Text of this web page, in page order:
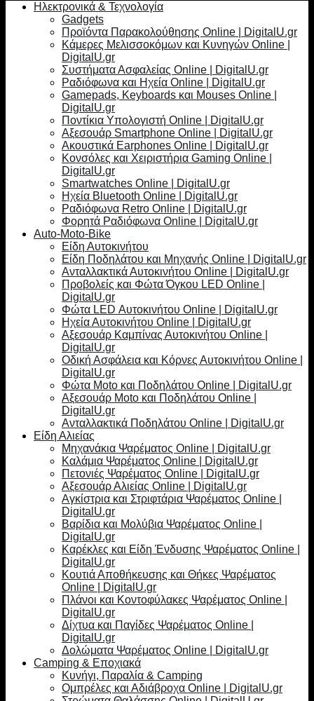
Ηλεκτρονικά & Τεχνολογία
Gadgets
Προϊόντα Παρακολούθησης Online | DigitalU.gr
Κάμερες Μελισσοκόμων και Κυνηγών Online |
DigitalU.gr
Συστήματα Ασφαλείας Online | DigitalU.gr
Ραδιόφωνα και Ηχεία Online | DigitalU.gr
Gamepads, Keyboards και Mouses Online |
DigitalU.gr
Ποντίκια Υπολογιστή Online | DigitalU.gr
Αξεσουάρ Smartphone Online | DigitalU.gr
Ακουστικά Earphones Online | DigitalU.gr
Κονσόλες και Χειριστήρια Gaming Online |
DigitalU.gr
Smartwatches Online | DigitalU.gr
Ηχεία Bluetooth Online | DigitalU.gr
Ραδιόφωνα Retro Online | DigitalU.gr
Φορητά Ραδιόφωνα Online | DigitalU.gr
Auto-Moto-Bike
Είδη Αυτοκινήτου
Είδη Ποδηλάτου και Μηχανής Online | DigitalU.gr
Ανταλλακτικά Αυτοκινήτου Online | DigitalU.gr
Προβολείς και Φώτα Όγκου LED Online |
DigitalU.gr
Φώτα LED Αυτοκινήτου Online | DigitalU.gr
Ηχεία Αυτοκινήτου Online | DigitalU.gr
Αξεσουάρ Καμπίνας Αυτοκινήτου Online |
DigitalU.gr
Οδική Ασφάλεια και Κόρνες Αυτοκινήτου Online |
DigitalU.gr
Φώτα Moto και Ποδηλάτου Online | DigitalU.gr
Αξεσουάρ Moto και Ποδηλάτου Online |
DigitalU.gr
Ανταλλακτικά Ποδηλάτου Online | DigitalU.gr
Είδη Αλιείας
Μηχανάκια Ψαρέματος Online | DigitalU.gr
Καλάμια Ψαρέματος Online | DigitalU.gr
Πετονιές Ψαρέματος Online | DigitalU.gr
Αξεσουάρ Αλιείας Online | DigitalU.gr
Αγκίστρια και Στριφτάρια Ψαρέματος Online |
DigitalU.gr
Βαρίδια και Μολύβια Ψαρέματος Online |
DigitalU.gr
Καρέκλες και Είδη Ένδυσης Ψαρέματος Online |
DigitalU.gr
Κουτιά Αποθήκευσης και Θήκες Ψαρέματος
Online | DigitalU.gr
Πλάνοι και Κοντοφύλακες Ψαρέματος Online |
DigitalU.gr
Δίχτυα και Παγίδες Ψαρέματος Online |
DigitalU.gr
Δολώματα Ψαρέματος Online | DigitalU.gr
Camping & Εποχιακά
Κυνήγι, Παραλία & Camping
Ομπρέλες και Αδιάβροχα Online | DigitalU.gr